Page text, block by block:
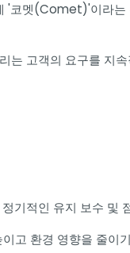
'코멧(Comet)'이라는
는 고객의 요구를 지
기적인 유지 보수 및
고 환경 영향을 줄이